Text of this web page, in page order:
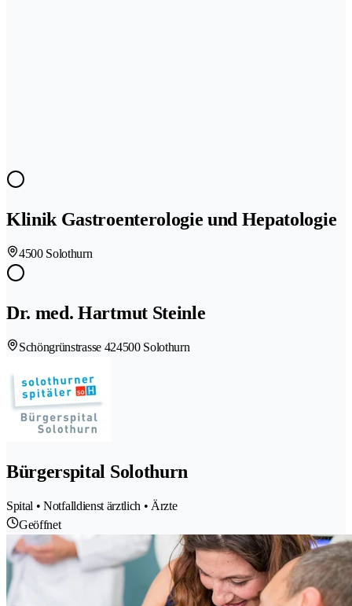
Klinik Gastroenterologie und Hepatologie
4500 Solothurn
Dr. med. Hartmut Steinle
Schöngrünstrasse 424500 Solothurn
Bürgerspital Solothurn
Spital • Notfalldienst ärztlich • Ärzte
Geöffnet